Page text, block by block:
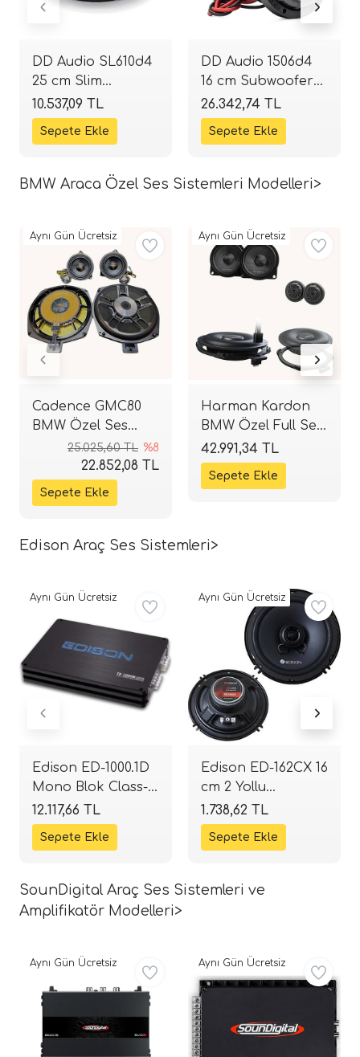
DD Audio SL610d4
25 cm Slim
Subwoofer | 1000W
RMS | 3000W Peak
| 4+4 Ohm |
10.537,09 TL
DD Audio 1506d4
16 cm Subwoofer
(600W RMS) |
SPLHIFI
26.342,74 TL
BMW Araca Özel Ses Sistemleri Modelleri>
Cadence GMC80
BMW Özel Ses
Sistemi Kiti |
Komponent ve
Koltuk Altı Bas Seti
| SPLHIFI
25.025,60 TL %8
22.852,08 TL
Aynı Gün Ücretsiz
Harman Kardon
BMW Özel Full Ses
Sistemi Paketi |
Komponent Set + 2
Adet Koltuk Altı
42.991,34 TL
Aynı Gün Ücretsiz
Edison Araç Ses Sistemleri>
Edison ED-1000.1D
Mono Blok Class-D
Amplifikatör |
1000W RMS |
SPLHIFI
12.117,66 TL
Aynı Gün Ücretsiz
Edison ED-162CX 16
cm 2 Yollu
Koaksiyel
Hoparlör | 240W
Peak | SPLHIFI
1.738,62 TL
Aynı Gün Ücretsiz
SounDigital Araç Ses Sistemleri ve
Amplifikatör Modelleri>
Aynı Gün Ücretsiz Aynı Gün Ücretsiz